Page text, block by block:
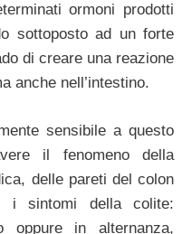
ormoni prodotti
sottoposto ad un forte
di creare una reazione
anche nell’intestino.
sensibile a questo
il fenomeno della
delle pareti del colon
i sintomi della colite:
in alternanza,